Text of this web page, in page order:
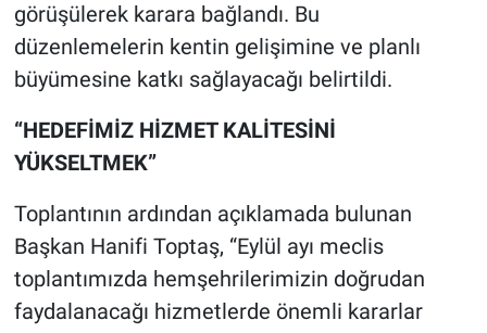
görüşülerek karara bağlandı. Bu
düzenlemelerin kentin gelişimine ve planlı
büyümesine katkı sağlayacağı belirtildi.
“HEDEFİMİZ HİZMET KALİTESİNİ
YÜKSELTMEK”
Toplantının ardından açıklamada bulunan
Başkan Hanifi Toptaş, “Eylül ayı meclis
toplantımızda hemşehrilerimizin doğrudan
faydalanacağı hizmetlerde önemli kararlar